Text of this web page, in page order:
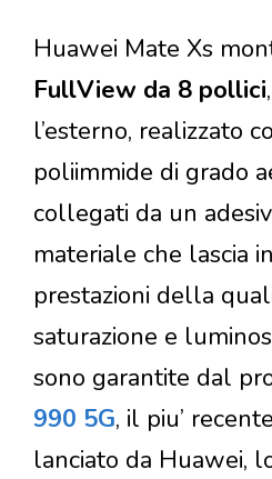
Huawei Mate Xs
FullView da 8 pollici
l’esterno, realizzato
poliimmide di grado
collegati da un
materiale che lascia
prestazioni della
saturazione e
sono garantite dal
990 5G, il piu’
lanciato da Huawei,